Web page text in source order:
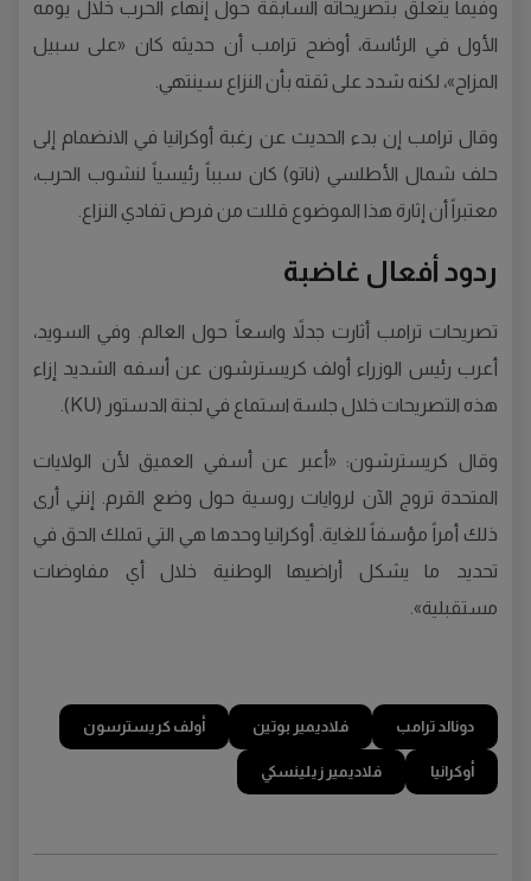
وفيما يتعلق بتصريحاته السابقة حول إنهاء الحرب خلال يومه
الأول في الرئاسة، أوضح ترامب أن حديثه كان «على سبيل
المزاح»، لكنه شدد على ثقته بأن النزاع سينتهي.
وقال ترامب إن بدء الحديث عن رغبة أوكرانيا في الانضمام إلى
حلف شمال الأطلسي (ناتو) كان سبباً رئيسياً لنشوب الحرب،
معتبراً أن إثارة هذا الموضوع قللت من فرص تفادي النزاع.
ردود أفعال غاضبة
تصريحات ترامب أثارت جدلاً واسعاً حول العالم. وفي السويد،
أعرب رئيس الوزراء أولف كريسترشون عن أسفه الشديد إزاء
هذه التصريحات خلال جلسة استماع في لجنة الدستور (KU).
وقال كريسترشون: «أعبر عن أسفي العميق لأن الولايات
المتحدة تروج الآن لروايات روسية حول وضع القرم. إنني أرى
ذلك أمراً مؤسفاً للغاية. أوكرانيا وحدها هي التي تملك الحق في
تحديد ما يشكل أراضيها الوطنية خلال أي مفاوضات
مستقبلية».
دونالد ترامب فلاديمير بوتين أولف كريسترسون
أوكرانيا فلاديمير زيلينسكي